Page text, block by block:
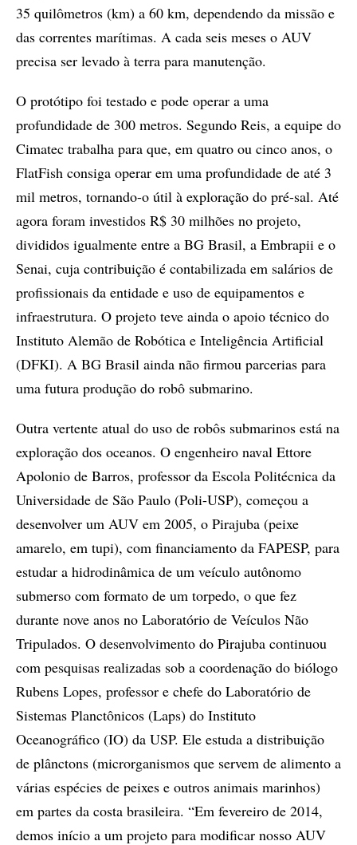
35 quilômetros (km) a 60 km, dependendo da missão e
das correntes marítimas. A cada seis meses o AUV
precisa ser levado à terra para manutenção.
O protótipo foi testado e pode operar a uma
profundidade de 300 metros. Segundo Reis, a equipe do
Cimatec trabalha para que, em quatro ou cinco anos, o
FlatFish consiga operar em uma profundidade de até 3
mil metros, tornando-o útil à exploração do pré-sal. Até
agora foram investidos R$ 30 milhões no projeto,
divididos igualmente entre a BG Brasil, a Embrapii e o
Senai, cuja contribuição é contabilizada em salários de
profissionais da entidade e uso de equipamentos e
infraestrutura. O projeto teve ainda o apoio técnico do
Instituto Alemão de Robótica e Inteligência Artificial
(DFKI). A BG Brasil ainda não firmou parcerias para
uma futura produção do robô submarino.
Outra vertente atual do uso de robôs submarinos está na
exploração dos oceanos. O engenheiro naval Ettore
Apolonio de Barros, professor da Escola Politécnica da
Universidade de São Paulo (Poli-USP), começou a
desenvolver um AUV em 2005, o Pirajuba (peixe
amarelo, em tupi), com financiamento da FAPESP, para
estudar a hidrodinâmica de um veículo autônomo
submerso com formato de um torpedo, o que fez
durante nove anos no Laboratório de Veículos Não
Tripulados. O desenvolvimento do Pirajuba continuou
com pesquisas realizadas sob a coordenação do biólogo
Rubens Lopes, professor e chefe do Laboratório de
Sistemas Planctônicos (Laps) do Instituto
Oceanográfico (IO) da USP. Ele estuda a distribuição
de plânctons (microrganismos que servem de alimento a
várias espécies de peixes e outros animais marinhos)
em partes da costa brasileira. “Em fevereiro de 2014,
demos início a um projeto para modificar nosso AUV